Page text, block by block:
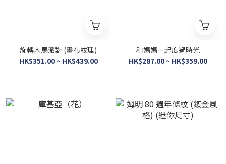
旋轉木馬派對 (畫布紋理)
HK$351.00 ~ HK$439.00
和媽媽一起度過時光
HK$287.00 ~ HK$359.00